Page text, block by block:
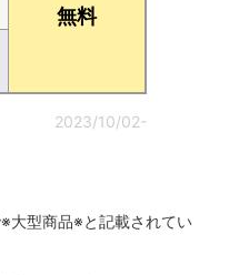
無料
2023/10/02-
大型商品※と記載されてい